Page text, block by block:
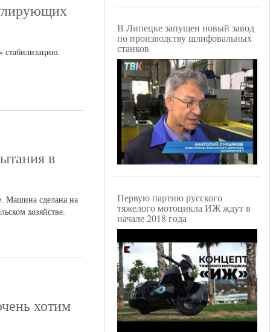
стабилизацию.
в
Машина сделана на
хозяйстве.
хотим
В Липецке запущен новый завод
по производству шлифовальных
станков
Первую партию русского
тяжелого мотоцикла ИЖ ждут в
начале 2018 года